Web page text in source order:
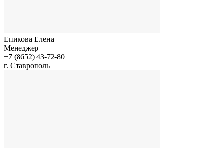
Епикова Елена
Менеджер
+7 (8652) 43-72-80
г. Ставрополь